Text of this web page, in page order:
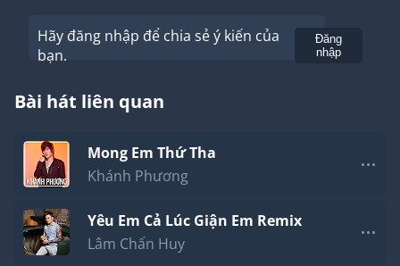
xa....
Em yếu đuối chẳng biết phải đối diện thế nào,
Nếu lòng anh muốn biết lý do vì sao em cam tâm,
thì người ơi em yêu anh anh nhớ không?!
đừng để đến lúc nước mắt không thể tuông
là lúc em sẽ chẳng thiết tha điều gì đâu anh ơi,
dù gục ngã hay bất chấp em cũng buông tay, em
xin anh!
Coda: Điều ta đã trải qua chẳng lẽ không thể giữ
anh ở lại?
Hãy đăng nhập để chia sẻ ý kiến của
bạn.
Đăng
nhập
Bài hát liên quan
Mong Em Thứ Tha
Khánh Phương
Yêu Em Cả Lúc Giận Em Remix
Lâm Chấn Huy